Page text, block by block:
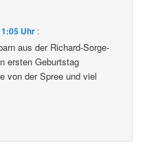
Uhr :
aus der Richard-Sorge-
ersten Geburtstag
von der Spree und viel